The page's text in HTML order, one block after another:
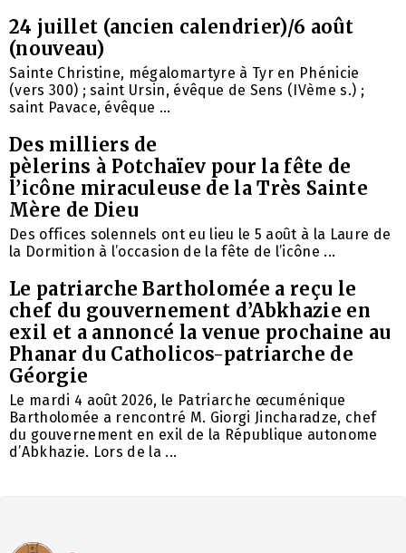
24 juillet (ancien calendrier)/6 août
(nouveau)
Sainte Christine, mégalomartyre à Tyr en Phénicie
(vers 300) ; saint Ursin, évêque de Sens (IVème s.) ;
saint Pavace, évêque ...
Des milliers de
pèlerins à Potchaïev pour la fête de
l’icône miraculeuse de la Très Sainte
Mère de Dieu
Des offices solennels ont eu lieu le 5 août à la Laure de
la Dormition à l’occasion de la fête de l’icône ...
Le patriarche Bartholomée a reçu le
chef du gouvernement d’Abkhazie en
exil et a annoncé la venue prochaine au
Phanar du Catholicos-patriarche de
Géorgie
Le mardi 4 août 2026, le Patriarche œcuménique
Bartholomée a rencontré M. Giorgi Jincharadze, chef
du gouvernement en exil de la République autonome
d’Abkhazie. Lors de la ...